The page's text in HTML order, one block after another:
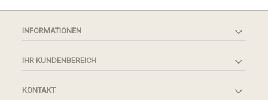
INFORMATIONEN
IHR KUNDENBEREICH
KONTAKT